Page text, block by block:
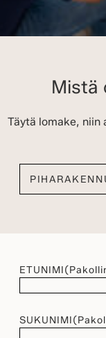
Mistä
Täytä lomake, niin
ETUNIMI
SUKUNIMI